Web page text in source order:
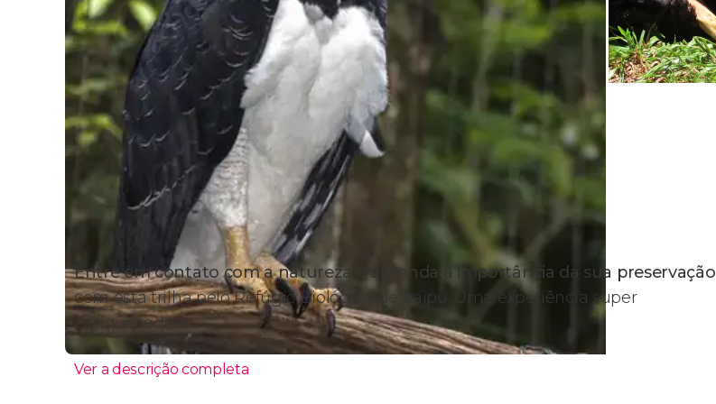
Entre em contato com a natureza e aprenda a importância da sua preservação
com esta trilha pelo Refúgio Biológico de Itaipu. Uma experiência super
enriquecedora!
Ver a descrição completa